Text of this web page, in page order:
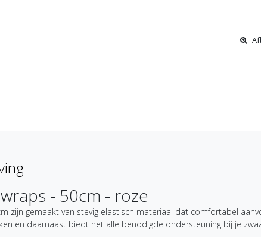
- 50cm - roze
zijn gemaakt van stevig elastisch materiaal dat comfortabel
en daarnaast biedt het alle benodigde ondersteuning bij je